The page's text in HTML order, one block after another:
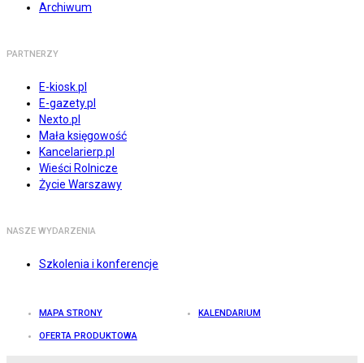
Archiwum
PARTNERZY
E-kiosk.pl
E-gazety.pl
Nexto.pl
Mała księgowość
Kancelarierp.pl
Wieści Rolnicze
Życie Warszawy
NASZE WYDARZENIA
Szkolenia i konferencje
MAPA STRONY KALENDARIUM
OFERTA PRODUKTOWA